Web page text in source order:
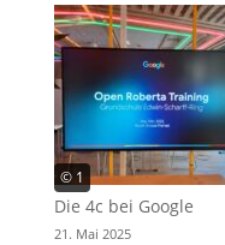
© 1
Die 4c bei Google
21. Mai 2025